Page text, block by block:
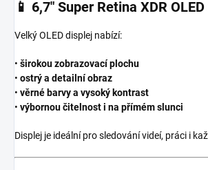
📱 6,7″ Super Retina XDR
Velký OLED displej nabízí:
• širokou zobrazovací plochu
• ostrý a detailní obraz
• věrné barvy a vysoký kontrast
• výbornou čitelnost i na přímém slunci
Displej je ideální pro sledování videí, práci i